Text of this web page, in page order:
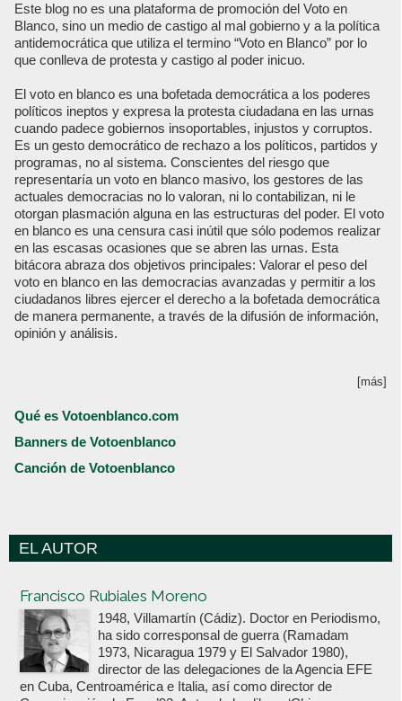
Este blog no es una plataforma de promoción del Voto en
Blanco, sino un medio de castigo al mal gobierno y a la política
antidemocrática que utiliza el termino “Voto en Blanco” por lo
que conlleva de protesta y castigo al poder inicuo.
El voto en blanco es una bofetada democrática a los poderes
políticos ineptos y expresa la protesta ciudadana en las urnas
cuando padece gobiernos insoportables, injustos y corruptos.
Es un gesto democrático de rechazo a los políticos, partidos y
programas, no al sistema. Conscientes del riesgo que
representaría un voto en blanco masivo, los gestores de las
actuales democracias no lo valoran, ni lo contabilizan, ni le
otorgan plasmación alguna en las estructuras del poder. El voto
en blanco es una censura casi inútil que sólo podemos realizar
en las escasas ocasiones que se abren las urnas. Esta
bitácora abraza dos objetivos principales: Valorar el peso del
voto en blanco en las democracias avanzadas y permitir a los
ciudadanos libres ejercer el derecho a la bofetada democrática
de manera permanente, a través de la difusión de información,
opinión y análisis.
[más]
Qué es Votoenblanco.com
Banners de Votoenblanco
Canción de Votoenblanco
EL AUTOR
Francisco Rubiales Moreno
1948, Villamartín (Cádiz). Doctor en Periodismo,
ha sido corresponsal de guerra (Ramadam
1973, Nicaragua 1979 y El Salvador 1980),
director de las delegaciones de la Agencia EFE
en Cuba, Centroamérica e Italia, así como director de